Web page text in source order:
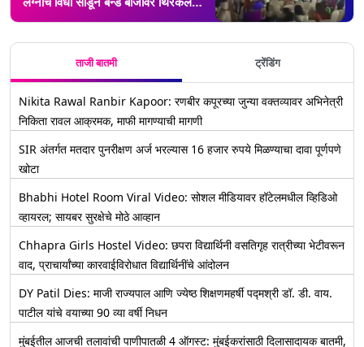
वर्‍हाडी (Watch Video)
ताजी बातमी ट्रेंडिंग
Nikita Rawal Ranbir Kapoor: रणबीर कपूरच्या जुन्या वक्तव्यावर अभिनेत्री
निकिता रावल आक्रमक, माफी मागण्याची मागणी
SIR अंतर्गत मतदार पुनरीक्षण अर्ज भरल्यास 16 हजार रुपये मिळण्याचा दावा पूर्णपणे
खोटा
Bhabhi Hotel Room Viral Video: सोशल मीडियावर हॉटेलमधील व्हिडिओ
व्हायरल; सायबर सुरक्षेचे मोठे आव्हान
Chhapra Girls Hostel Video: छपरा विद्यार्थिनी वसतिगृह रात्रीच्या भेटीवरून
वाद, प्राचार्यांच्या कारवाईविरोधात विद्यार्थिनींचे आंदोलन
DY Patil Dies: माजी राज्यपाल आणि ज्येष्ठ शिक्षणमहर्षी पद्मश्री डॉ. डी. वाय.
पाटील यांचे वयाच्या 90 व्या वर्षी निधन
मुंबईतील आजची तलावांची पाणीपातळी 4 ऑगस्ट: मुंबईकरांसाठी दिलासादायक बातमी,